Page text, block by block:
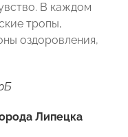
В каждом
тропы,
оздоровления,
Липецка